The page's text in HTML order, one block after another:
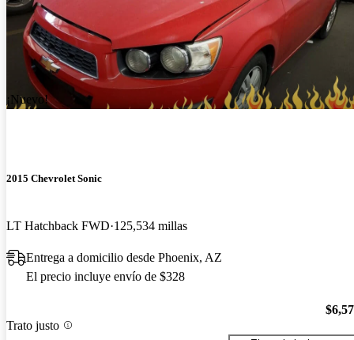
¡Nuevo!
2015 Chevrolet Sonic
LT Hatchback FWD 125,534 millas
Entrega a domicilio desde Phoenix, AZ
El precio incluye envío de $328
Trato justo